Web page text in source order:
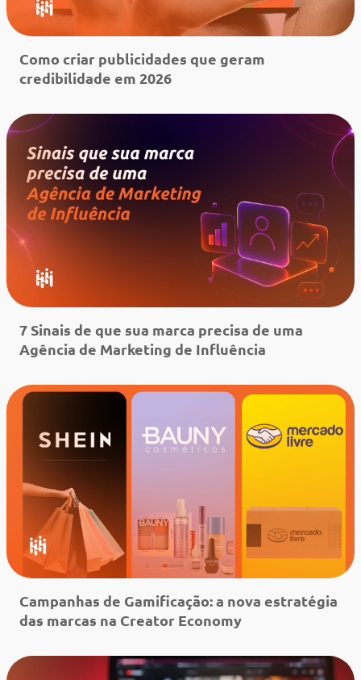
Como criar publicidades que geram
credibilidade em 2026
7 Sinais de que sua marca precisa de uma
Agência de Marketing de Influência
Leia mais
Campanhas de Gamificação: a nova estratégia
das marcas na Creator Economy